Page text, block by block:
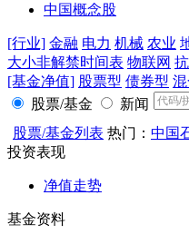
中国概念股
[行业] 金融 电力 机械 农业
大小非解禁时间表 物联网
[基金净值] 股票型 债券型
股票/基金
新闻
股票/基金列表 热门： 中国
投资表现
净值走势
基金资料